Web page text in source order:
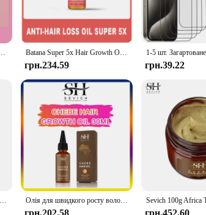
a reliable choice for men seeking a seamless, invisible
the fabric ensures that it withstands the rigors of daily
you confident and protected.
it's also about convenience. The large size is
for healthcare facilities, retailers, and individuals
it a practical choice for daily use or as a backup
росту волосся Розмарин Відновлення пошкодженого волосся Олія проти випадіння волосся Догляд Batana Super 5x Hair Growth Oil Chebe Butter Hair Mask Rosemary Hair Regrowth Serum Fenugreek Seed Regrowth Thicken Oil Amla Oil
грн.234.59 грн.39.22
Chebe Hair Oil Butter Fast Hair Growth Hiar Зволожує та захищає натуральне волосся з сильним лікування випадіння коренів Олія для швидкого росту волосся African Crazy Traction Alopecia Chebe Hair Mask Anti Hair Break Hair Strengthener Hair Loss Treatment Spray
грн.202.58 грн.452.60